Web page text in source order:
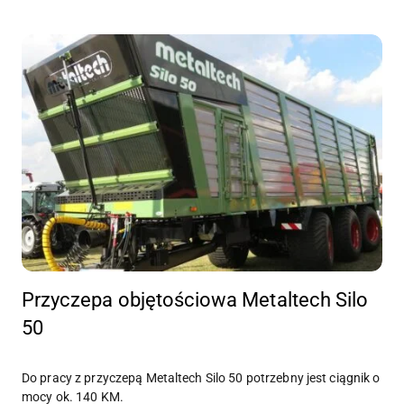
Przyczepa objętościowa Metaltech Silo
50
Do pracy z przyczepą Metaltech Silo 50 potrzebny jest ciągnik o
mocy ok. 140 KM.